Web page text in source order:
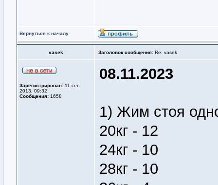
Вернуться к началу
vasek Заголовок сообщения: Re: vasek
Зарегистрирован: 11 сен
2013, 09:32
Сообщения: 1658
08.11.2023
1) Жим стоя
20кг - 12
24кг - 10
28кг - 10